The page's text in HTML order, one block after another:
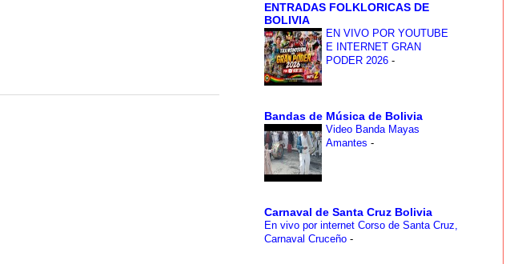
ENTRADAS FOLKLORICAS DE
BOLIVIA
EN VIVO POR YOUTUBE
E INTERNET GRAN
PODER 2026 -
Bandas de Música de Bolivia
Video Banda Mayas
Amantes -
Carnaval de Santa Cruz Bolivia
En vivo por internet Corso de Santa Cruz,
Carnaval Cruceño -